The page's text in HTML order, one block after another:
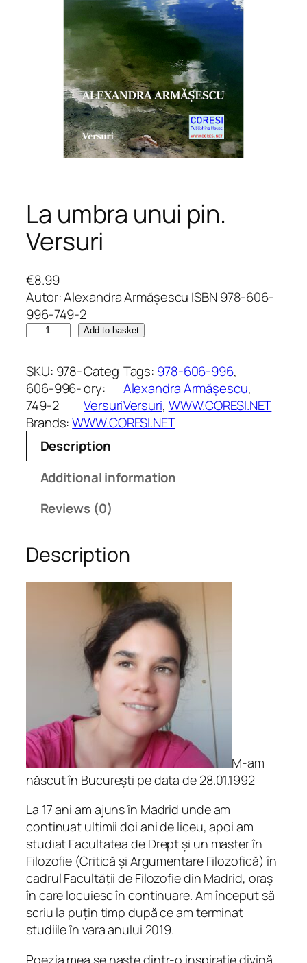
La umbra unui pin.
Versuri
€8.99
Autor: Alexandra Armășescu ISBN 978-606-
996-749-2
u
m
b
r
a
n
V
u
a
n
t
t
y
Add to basket
SKU: 978-
606-996-
749-2
Categ
ory:
Versuri
Tags: 978-606-996
Alexandra Armășescu
Versuri, WWW.CORESI.NET
Brands:WWW.CORESI.NET
Description
Additional information
Reviews (0)
Description
M-am
născut în București pe data de 28.01.1992
La 17 ani am ajuns în Madrid unde am
continuat ultimii doi ani de liceu, apoi am
studiat Facultatea de Drept și un master în
Filozofie (Critică și Argumentare Filozofică) în
cadrul Facultății de Filozofie din Madrid, oraș
în care locuiesc în continuare. Am început să
scriu la puțin timp după ce am terminat
studiile în vara anului 2019.
Poezia mea se naște dintr-o inspirație divină.